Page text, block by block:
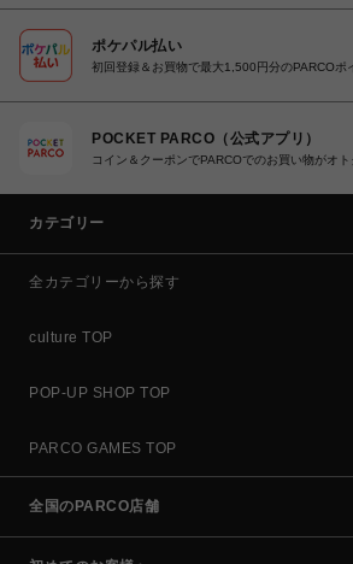
ポケパル払い
初回登録＆お買物で最大1,500円分のPARCOポ
POCKET PARCO（公式アプリ）
コイン＆クーポンでPARCOでのお買い物がオト
カテゴリー
全カテゴリーから探す
culture TOP
POP-UP SHOP TOP
PARCO GAMES TOP
全国のPARCO店舗